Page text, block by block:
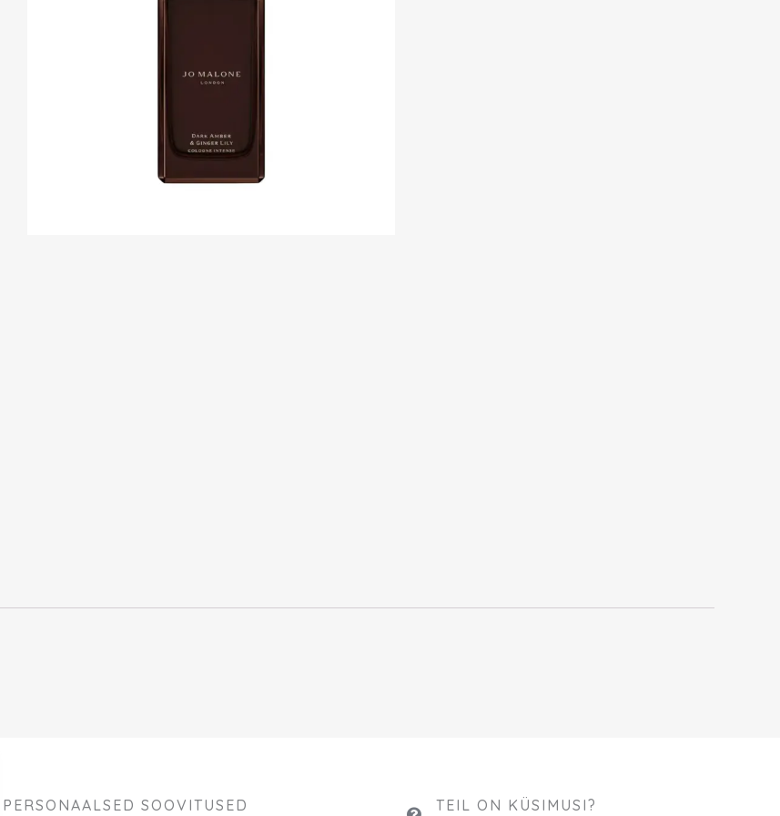
PERSONAALSED SOOVITUSED TEIL ON KÜSIMUSI?